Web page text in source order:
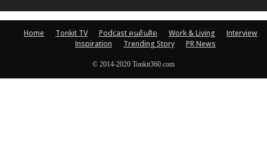
Home Tonkit TV Podcast คนต้นคิด Work & Living
Interview
Inspiration
Trending Story PR News
© 2014-2020 Tonkit360.com